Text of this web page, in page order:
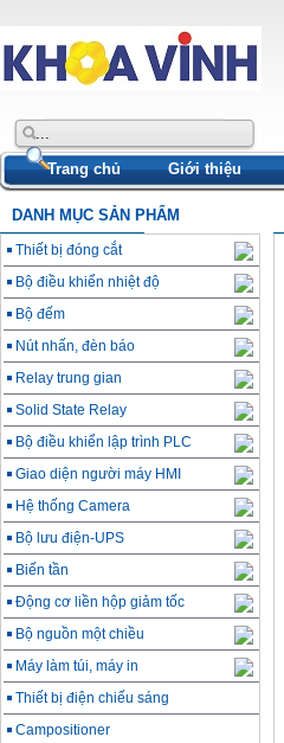
Trang chủ Giới thiệu
DANH MỤC SẢN PHẨM
Thiết bị đóng cắt
Bộ điều khiển nhiệt độ
Bộ đếm
Nút nhấn, đèn báo
Relay trung gian
Solid State Relay
Bộ điều khiển lập trình PLC
Giao diện người máy HMI
Hệ thống Camera
Bộ lưu điện-UPS
Biến tần
Động cơ liền hộp giảm tốc
Bộ nguồn một chiều
Máy làm túi, máy in
Thiết bị điện chiếu sáng
Campositioner